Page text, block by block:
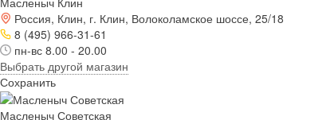
Россия, Клин, г. Клин, Волоколамское шоссе, 25/18
8 (495) 966-31-61
пн-вс 8.00 - 20.00
Выбрать другой магазин
Сохранить
Масленыч Советская